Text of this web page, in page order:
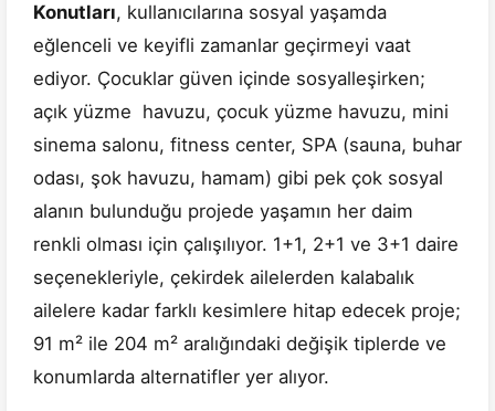
Konutları, kullanıcılarına sosyal yaşamda
eğlenceli ve keyifli zamanlar geçirmeyi vaat
ediyor. Çocuklar güven içinde sosyalleşirken;
açık yüzme havuzu, çocuk yüzme havuzu, mini
sinema salonu, fitness center, SPA (sauna, buhar
odası, şok havuzu, hamam) gibi pek çok sosyal
alanın bulunduğu projede yaşamın her daim
renkli olması için çalışılıyor. 1+1, 2+1 ve 3+1 daire
seçenekleriyle, çekirdek ailelerden kalabalık
ailelere kadar farklı kesimlere hitap edecek proje;
91 m² ile 204 m² aralığındaki değişik tiplerde ve
konumlarda alternatifler yer alıyor.